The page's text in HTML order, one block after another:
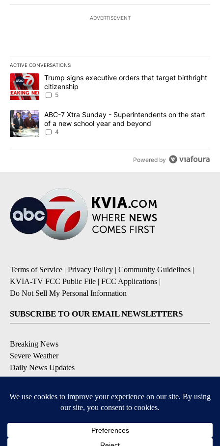
ADVERTISEMENT
ACTIVE CONVERSATIONS
The following is a list of the most commented articles in the last
A trending article titled "Trump signs executive orders that
Trump signs executive orders that target birthright
citizenship
5
A trending article titled "ABC-7 Xtra Sunday - Superintendents
ABC-7 Xtra Sunday - Superintendents on the start
of a new school year and beyond
4
Powered by
Terms of Service | Privacy Policy | Community Guidelines |
KVIA-TV FCC Public File | FCC Applications |
Do Not Sell My Personal Information
SUBSCRIBE TO OUR EMAIL NEWSLETTERS
Breaking News
Severe Weather
Daily News Updates
Daily Weather Forecast
Contests & Promotions
DOWNLOAD OUR APPS